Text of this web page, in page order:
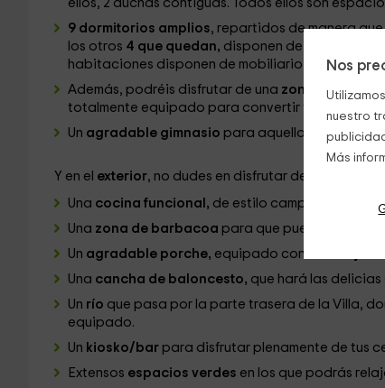
Nos
nuestro
Más
ellos, 2 duchas contiguas. Todos ellos son
9 dormitorios amplios, repartidos de manera
los otros 4 que quedan, disponen de
habitaciones disponen de mobiliario funcional y
Además, podréis disfrutar de una zona de ocio
totalmente equipado para convertir tus fiestas
Un agradable gimnasio para aquellos que no
Y en el exterior, no dudes en disfrutar de:
Una cocina funcional, de estilo campero y
Una zona de barbacoa para que puedas cocinar
Un agradable porche, equipado con
Una cancha de baloncesto, que hará las
Un río que pasa por la parte trasera de la Villa,
equipado.
Un kiosko/barpara disfrutar plenamente de tus
Extensos espacios verdes en los que podrás